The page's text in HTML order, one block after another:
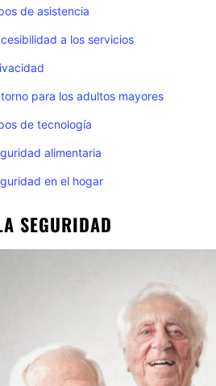
de asistencia
a los servicios
para los adultos mayores
de tecnología
alimentaria
en el hogar
SEGURIDAD